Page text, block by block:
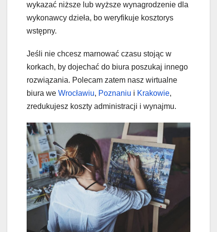
wykazać niższe lub wyższe wynagrodzenie dla
wykonawcy dzieła, bo weryfikuje kosztorys
wstępny.
Jeśli nie chcesz marnować czasu stojąc w
korkach, by dojechać do biura poszukaj innego
rozwiązania. Polecam zatem nasz wirtualne
biura we Wrocławiu, Poznaniu i Krakowie,
zredukujesz koszty administracji i wynajmu.